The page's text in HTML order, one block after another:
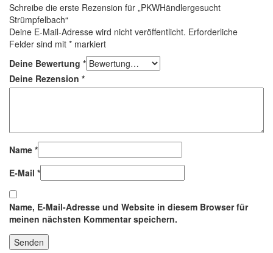
Schreibe die erste Rezension für „PKWHändlergesucht
Strümpfelbach“
Deine E-Mail-Adresse wird nicht veröffentlicht. Erforderliche
Felder sind mit * markiert
Deine Bewertung *
Deine Rezension *
Name *
E-Mail *
Name, E-Mail-Adresse und Website in diesem Browser für
meinen nächsten Kommentar speichern.